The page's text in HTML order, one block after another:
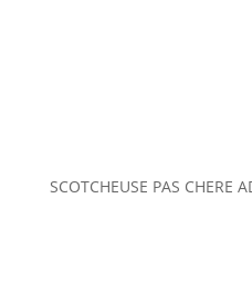
SCOTCHEUSE PAS CHERE